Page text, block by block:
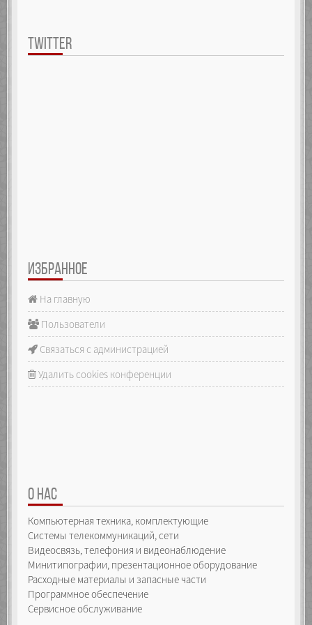
TWITTER
ИЗБРАННОЕ
На главную
Пользователи
Связаться с администрацией
Удалить cookies конференции
О НАС
Компьютерная техника, комплектующие
Системы телекоммуникаций, сети
Видеосвязь, телефония и видеонаблюдение
Минитипографии, презентационное оборудование
Расходные материалы и запасные части
Программное обеспечение
Сервисное обслуживание